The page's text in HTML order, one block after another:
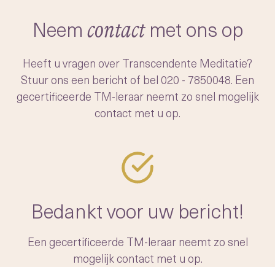
bewustzijn naar dit diepere, vredige niveau
van de geest.
Na het verfijnen en systematiseren van het
onderwijzen van TM, startte Maharishi een
beweging om de techniek wereldwijd
toegankelijk te maken. Hij trainde duizenden
leraren en richtte een non-profitstichting op
waarborgen voor toekomstige generaties.
Neemcontactmet ons op
Heeft u vragen over Transcendente Meditatie?
Stuur ons een bericht of bel020 - 7850048. Een
gecertificeerde TM-leraar neemt zo snel mogelijk
contact met u op.
Bedankt voor uw bericht!
Een gecertificeerde TM-leraar neemt zo snel
mogelijk contact met u op.